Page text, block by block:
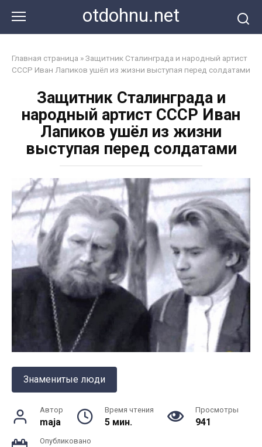
контенту
otdohnu.net
Главная страница »Защитник Сталинграда и народный артист
СССР Иван Лапиков ушёл из жизни выступая перед солдатами
Защитник Сталинграда и
народный артист СССР Иван
Лапиков ушёл из жизни
выступая перед солдатами
Знаменитые люди
Автор
maja
Время чтения
5 мин.
Просмотры
941
Опубликовано